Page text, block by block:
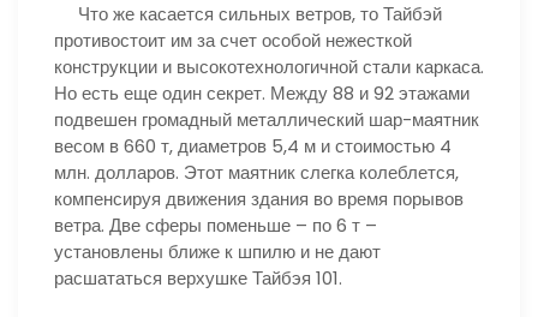
Что же касается сильных ветров, то Тайбэй
противостоит им за счет особой нежесткой
конструкции и высокотехнологичной стали каркаса.
Но есть еще один секрет. Между 88 и 92 этажами
подвешен громадный металлический шар-маятник
весом в 660 т, диаметров 5,4 м и стоимостью 4
млн. долларов. Этот маятник слегка колеблется,
компенсируя движения здания во время порывов
ветра. Две сферы поменьше – по 6 т –
установлены ближе к шпилю и не дают
расшататься верхушке Тайбэя 101.